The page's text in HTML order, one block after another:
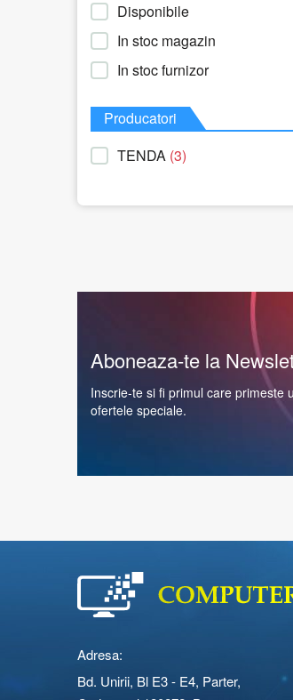
Disponibile
In stoc magazin
In stoc furnizor
Producatori
TENDA (3)
Aboneaza-te la
Inscrie-te si fi primul care primeste
ofertele speciale.
Adresa:
Bd. Unirii, Bl E3 - E4, Parter,